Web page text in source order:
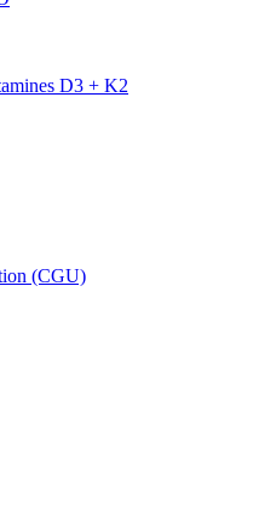
D3 + K2
(CGU)